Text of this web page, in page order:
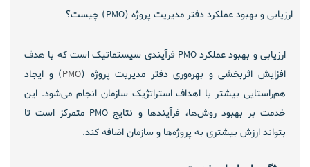
ارزیابی و بهبود عملکرد دفتر مدیریت پروژه (PMO) چیست؟
ارزیابی و بهبود عملکرد PMO
فرآیندی سیستماتیک است که با هدف
افزایش اثربخشی و بهره‌وری دفتر مدیریت پروژه (PMO) و ایجاد
هم‌راستایی بیشتر با اهداف استراتژیک سازمان انجام می‌شود. این
خدمت بر بهبود روش‌ها، فرآیندها و نتایج PMO متمرکز است تا
بتواند ارزش بیشتری به پروژه‌ها و سازمان اضافه کند.